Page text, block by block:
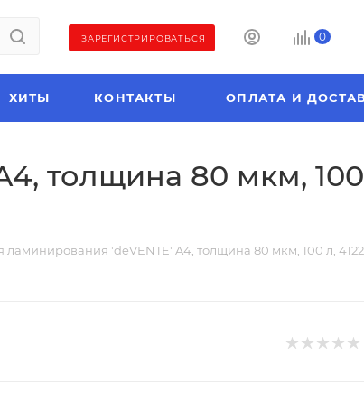
ЗАРЕГИСТРИРОВАТЬСЯ 0
ХИТЫ КОНТАКТЫ ОПЛАТА И
толщина 80 мкм,
ламинирования 'deVENTE' A4, толщина 80 мкм, 100 л,